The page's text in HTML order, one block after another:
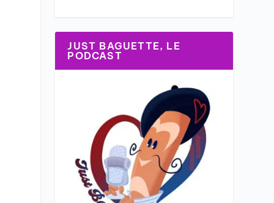
JUST BAGUETTE, LE
PODCAST